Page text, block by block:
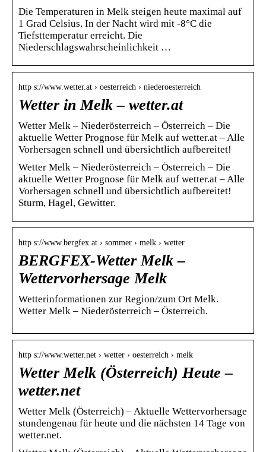
Die Temperaturen in Melk steigen heute maximal auf
1 Grad Celsius. In der Nacht wird mit -8°C die
Tiefsttemperatur erreicht. Die
Niederschlagswahrscheinlichkeit …
http s://www.wetter.at › oesterreich › niederoesterreich
Wetter in Melk – wetter.at
Wetter Melk – Niederösterreich – Österreich – Die
aktuelle Wetter Prognose für Melk auf wetter.at – Alle
Vorhersagen schnell und übersichtlich aufbereitet!
Wetter Melk – Niederösterreich – Österreich – Die
aktuelle Wetter Prognose für Melk auf wetter.at – Alle
Vorhersagen schnell und übersichtlich aufbereitet!
Sturm, Hagel, Gewitter.
http s://www.bergfex.at › sommer › melk › wetter
BERGFEX-Wetter Melk –
Wettervorhersage Melk
Wetterinformationen zur Region/zum Ort Melk.
Wetter Melk – Niederösterreich – Österreich.
http s://www.wetter.net › wetter › oesterreich › melk
Wetter Melk (Österreich) Heute –
wetter.net
Wetter Melk (Österreich) – Aktuelle Wettervorhersage
stundengenau für heute und die nächsten 14 Tage von
wetter.net.